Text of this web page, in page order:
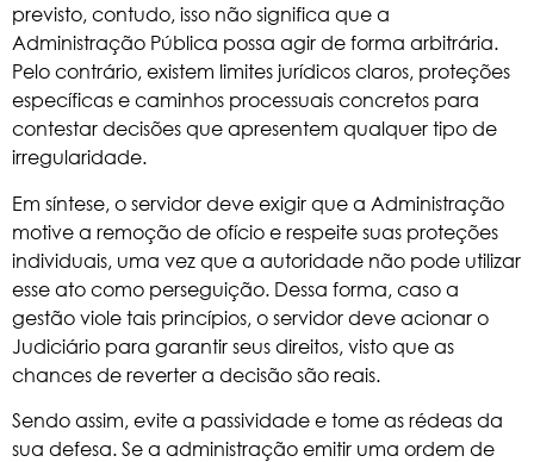
previsto, contudo, isso não significa que a
Administração Pública possa agir de forma arbitrária.
Pelo contrário, existem limites jurídicos claros, proteções
específicas e caminhos processuais concretos para
contestar decisões que apresentem qualquer tipo de
irregularidade.
Em síntese, o servidor deve exigir que a Administração
motive a remoção de ofício e respeite suas proteções
individuais, uma vez que a autoridade não pode utilizar
esse ato como perseguição. Dessa forma, caso a
gestão viole tais princípios, o servidor deve acionar o
Judiciário para garantir seus direitos, visto que as
chances de reverter a decisão são reais.
Sendo assim, evite a passividade e tome as rédeas da
sua defesa. Se a administração emitir uma ordem de